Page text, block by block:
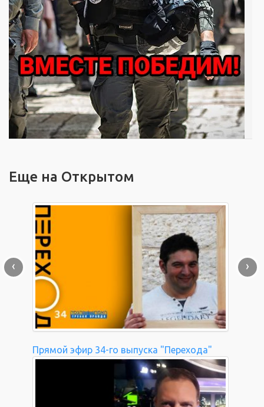
Еще на Открытом
Прямой эфир 34-го выпуска "Перехода"
‹ ›